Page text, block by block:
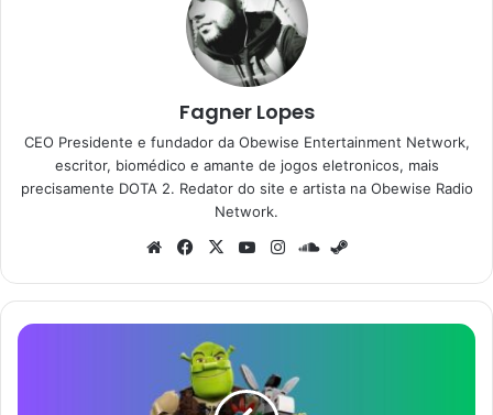
Fagner Lopes
CEO Presidente e fundador da Obewise Entertainment Network,
escritor, biomédico e amante de jogos eletronicos, mais
precisamente DOTA 2. Redator do site e artista na Obewise Radio
Network.
WebsiteFacebook
X YouTubeInstagramSoundCloud
LEGO